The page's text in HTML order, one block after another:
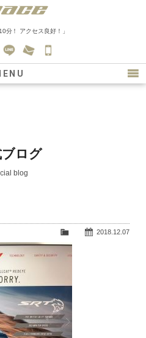
分！ アクセス良好！」
0139
車情報
車情報
紹介
フ募集
ログ
blog
2018.12.07